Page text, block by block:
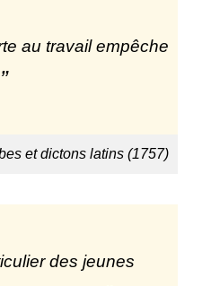
au travail empêche
et dictons latins (1757)
des jeunes